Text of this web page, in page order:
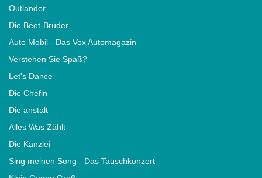
Outlander
Die Beet-Brüder
Auto Mobil - Das Vox Automagazin
Verstehen Sie Spaß?
Let's Dance
Die Chefin
Die anstalt
Alles Was Zählt
Die Kanzlei
Sing meinen Song - Das Tauschkonzert